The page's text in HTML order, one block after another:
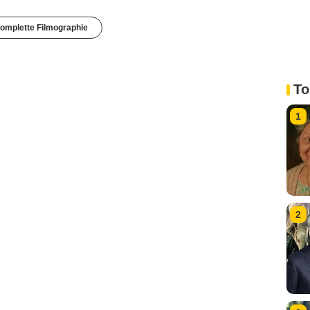
Filmographie
1
2